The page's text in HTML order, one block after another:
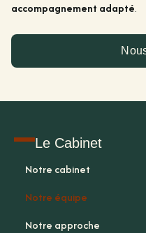
accompagnement adapté.
Le Cabinet
Notre cabinet
Notre équipe
Notre approche